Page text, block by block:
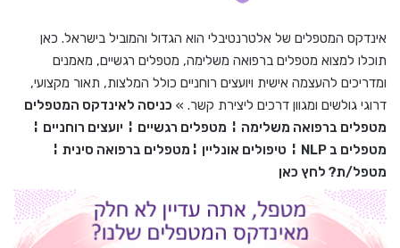
אינדקס המטפלים של אלטרנטיבלי הוא הגדול והמוביל בישראל. כאן
תוכלו למצוא מטפלים ברפואה משלימה, מטפלים רגשיים, מאמנים
ומדריכים להעצמה אישית ויועצים רוחניים כולל המלצות, תאור מקצועי,
דרוגי גולשים ומגוון דרכים ליצירת קשר. » כניסה לאינדקס המטפלים
מטפלים ברפואה משלימה ¦ מטפלים רגשיים ¦ יועצים רוחניים ¦
מטפלים ב NLP
¦ טיפולים אונליין ¦ מטפלים ברפואה סינית ¦
מטפל/ת? לחץ כאן